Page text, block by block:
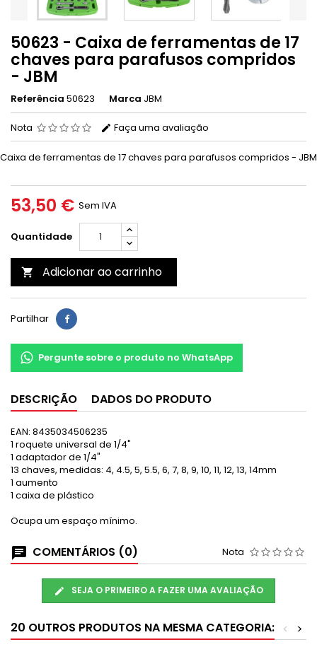
50623 - Caixa de ferramentas de 17
chaves para parafusos compridos
- JBM
Referência 50623 Marca JBM
Nota Faça uma avaliação
Caixa de ferramentas de 17 chaves para parafusos compridos - JBM
53,50 € Sem IVA
Quantidade
 Adicionar ao carrinho
Partilhar
Pergunte sobre o produto no WhatsApp
DESCRIÇÃO DADOS DO PRODUTO
EAN: 8435034506235
1 roquete universal de 1/4"
1 adaptador de 1/4"
13 chaves, medidas: 4, 4.5, 5, 5.5, 6, 7, 8, 9, 10, 11, 12, 13, 14mm
1 aumento
1 caixa de plástico
Ocupa um espaço mínimo.
COMENTÁRIOS (0) Nota
SEJA O PRIMEIRO A FAZER UMA AVALIAÇÃO
20 OUTROS PRODUTOS NA MESMA CATEGORIA: >
<